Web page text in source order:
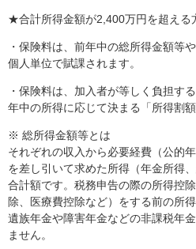
★合計所得金額が2,400万円を超える
・保険料は、前年中の総所得金額等
個人単位で賦課されます。
・保険料は、加入者が等しく負担す
年中の所得に応じて決まる「所得割
※ 総所得金額等とは
それぞれの収入から必要経費（公的
を差し引いて求めた所得（年金所得
合計額です。税務申告の際の所得控
除、医療費控除など）をする前の所得
遺族年金や障害年金などの非課税年
ません。